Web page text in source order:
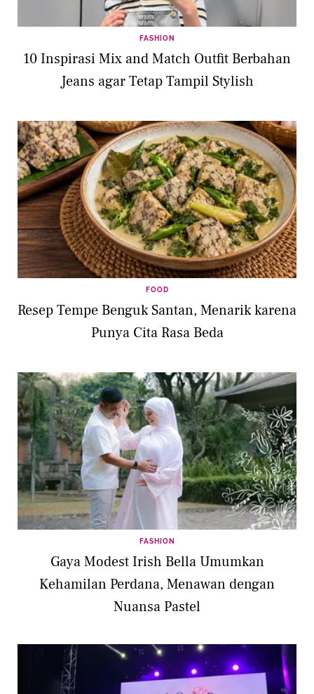
FASHION
10 Inspirasi Mix and Match Outfit Berbahan
Jeans agar Tetap Tampil Stylish
FOOD
Resep Tempe Benguk Santan, Menarik karena
Punya Cita Rasa Beda
FASHION
Gaya Modest Irish Bella Umumkan
Kehamilan Perdana, Menawan dengan
Nuansa Pastel